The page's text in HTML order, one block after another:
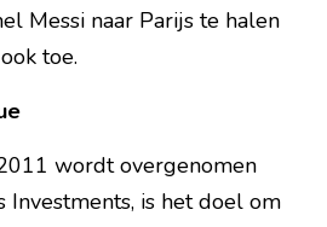
Messi naar Parijs te halen
toe.
wordt overgenomen
Investments, is het doel om